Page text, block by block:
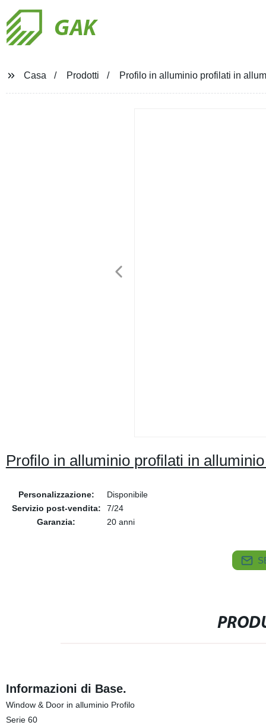
GAK
Casa Prodotti Profilo in alluminio profilati in
Profilo in alluminio profilati in
Personalizzazione:
Disponibile
Servizio post-vendita:
7/24
Garanzia:
20 anni
Informazioni di Base.
Window & Door in alluminio Profilo
Serie 60